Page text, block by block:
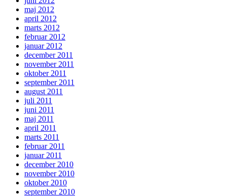
maj 2012
april 2012
marts 2012
februar 2012
januar 2012
december 2011
november 2011
oktober 2011
september 2011
august 2011
juli 2011
juni 2011
maj 2011
april 2011
marts 2011
februar 2011
januar 2011
december 2010
november 2010
oktober 2010
september 2010